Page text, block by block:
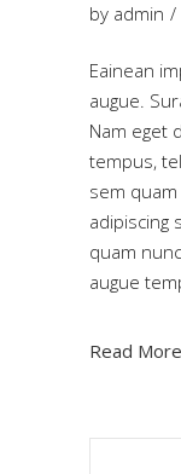
by admin
Eainean
augue.
Nam eget
tempus,
sem
adipiscing
quam
augue
Read More